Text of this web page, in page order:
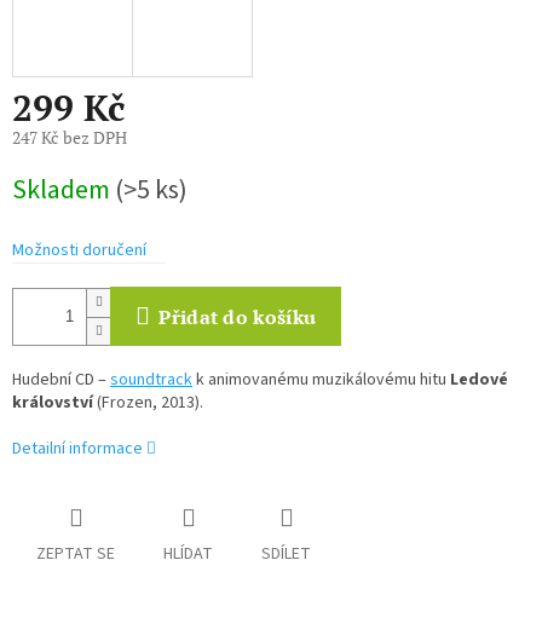
299 Kč
247 Kč bez DPH
cena:
Skladem (>5 ks)
Možnosti doručení
Přidat do košíku
Hudební CD –soundtrackk animovanému muzikálovému hitu Ledové
království(Frozen, 2013).
Detailní informace
ZEPTAT SE HLÍDAT SDÍLET